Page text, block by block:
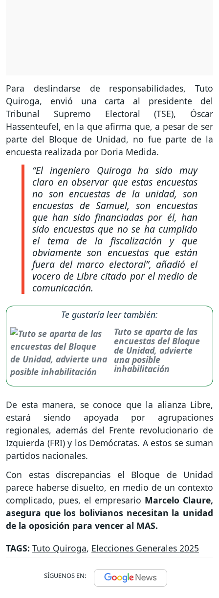
Para deslindarse de responsabilidades, Tuto
Quiroga, envió una carta al presidente del
Tribunal Supremo Electoral (TSE), Óscar
Hassenteufel, en la que afirma que, a pesar de ser
parte del Bloque de Unidad, no fue parte de la
encuesta realizada por Doria Medida.
“El ingeniero Quiroga ha sido muy
claro en observar que estas encuestas
no son encuestas de la unidad, son
encuestas de Samuel, son encuestas
que han sido financiadas por él, han
sido encuestas que no se ha cumplido
el tema de la fiscalización y que
obviamente son encuestas que están
fuera del marco electoral”, añadió el
vocero de Libre citado por el medio de
comunicación.
Te gustaría leer también:
Tuto se aparta de las
encuestas del Bloque
de Unidad, advierte
una posible
inhabilitación
De esta manera, se conoce que la alianza Libre,
estará siendo apoyada por agrupaciones
regionales, además del Frente revolucionario de
Izquierda (FRI) y los Demócratas. A estos se suman
partidos nacionales.
Con estas discrepancias el Bloque de Unidad
parece haberse disuelto, en medio de un contexto
complicado, pues, el empresario Marcelo Claure,
asegura que los bolivianos necesitan la unidad
de la oposición para vencer al MAS.
TAGS: Tuto Quiroga, Elecciones Generales 2025
SÍGUENOS EN: